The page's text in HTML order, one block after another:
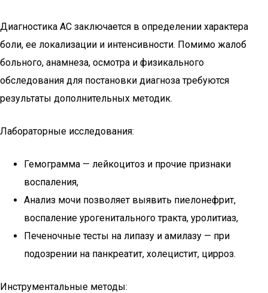
Диагностика АС заключается в определении характера
боли, ее локализации и интенсивности. Помимо жалоб
больного, анамнеза, осмотра и физикального
обследования для постановки диагноза требуются
результаты дополнительных методик.
Лабораторные исследования:
Гемограмма — лейкоцитоз и прочие признаки
воспаления,
Анализ мочи позволяет выявить пиелонефрит,
воспаление урогенитального тракта, уролитиаз,
Печеночные тесты на липазу и амилазу — при
подозрении на панкреатит, холецистит, цирроз.
Инструментальные методы: